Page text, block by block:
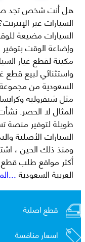
هل أنت شخص تجد
السيارات عبر
السيارات مضيعة
وإضاعة الوقت
مكينة لقطع غيار
واستثنائي لبيع قطع
السعودية من مجموعة
مثل شيفروليه
طويلة لتوفير منصة
السيارات الأصلية
أكثر مواقع طلب قطع
العربية السعودية
قطع اصلية
اسعار منافسة